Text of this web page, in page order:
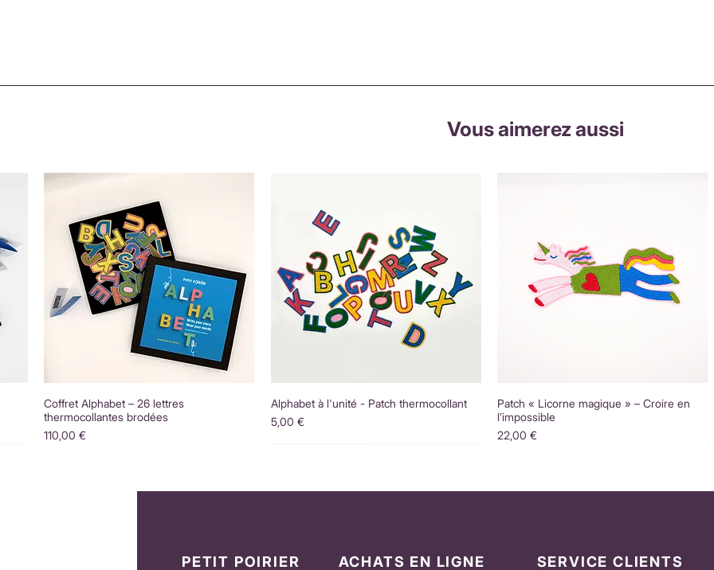
Vous aimerez aussi
Coffret Alphabet – 26 lettres
thermocollantes brodées
Prix
110,00 €
Alphabet à l'unité - Patch thermocollant
Prix
5,00 €
Patch « Licorne magique » – Croire en
l’impossible
Prix
22,00 €
PETIT POIRIER ACHATS EN LIGNE SERVICE CLIENTS